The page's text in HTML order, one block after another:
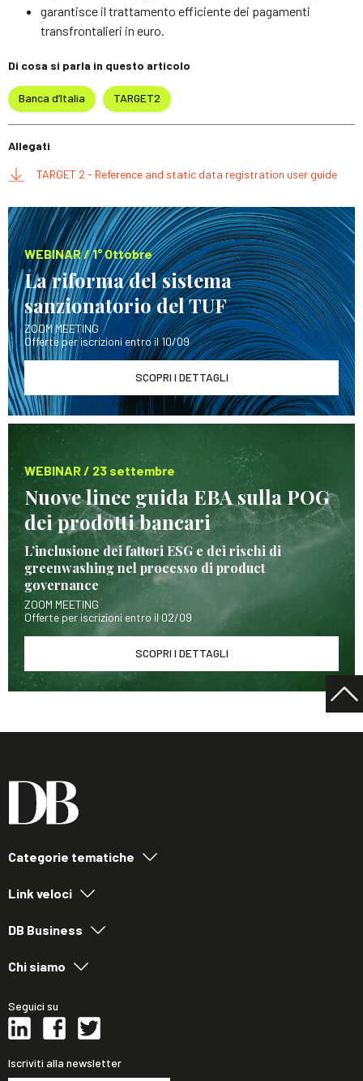
garantisce il trattamento efficiente dei pagamenti
transfrontalieri in euro.
Di cosa si parla in questo articolo
Banca d’Italia TARGET2
Allegati
TARGET 2 - Reference and static data registration user guide
WEBINAR / 1° Ottobre
La riforma del sistema
sanzionatorio del TUF
ZOOM MEETING
Offerte per iscrizioni entro il 10/09
SCOPRI I DETTAGLI
WEBINAR / 23 settembre
Nuove linee guida EBA sulla POG
dei prodotti bancari
L’inclusione dei fattori ESG e dei rischi di
greenwashing nel processo di product
governance
ZOOM MEETING
Offerte per iscrizioni entro il 02/09
SCOPRI I DETTAGLI
Categorie tematiche
Link veloci
DB Business
Chi siamo
Seguici su
Iscriviti alla newsletter